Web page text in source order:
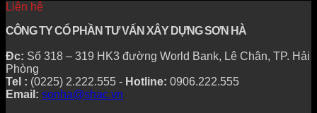
Liên hệ
CÔNG TY CỔ PHẦN TƯ VẤN XÂY DỰNG SƠN HÀ
Đc: Số 318 – 319 HK3 đường World Bank, Lê Chân, TP. Hải
Phòng
Tel : (0225) 2.222.555 - Hotline: 0906.222.555
Email: sonha@shac.vn